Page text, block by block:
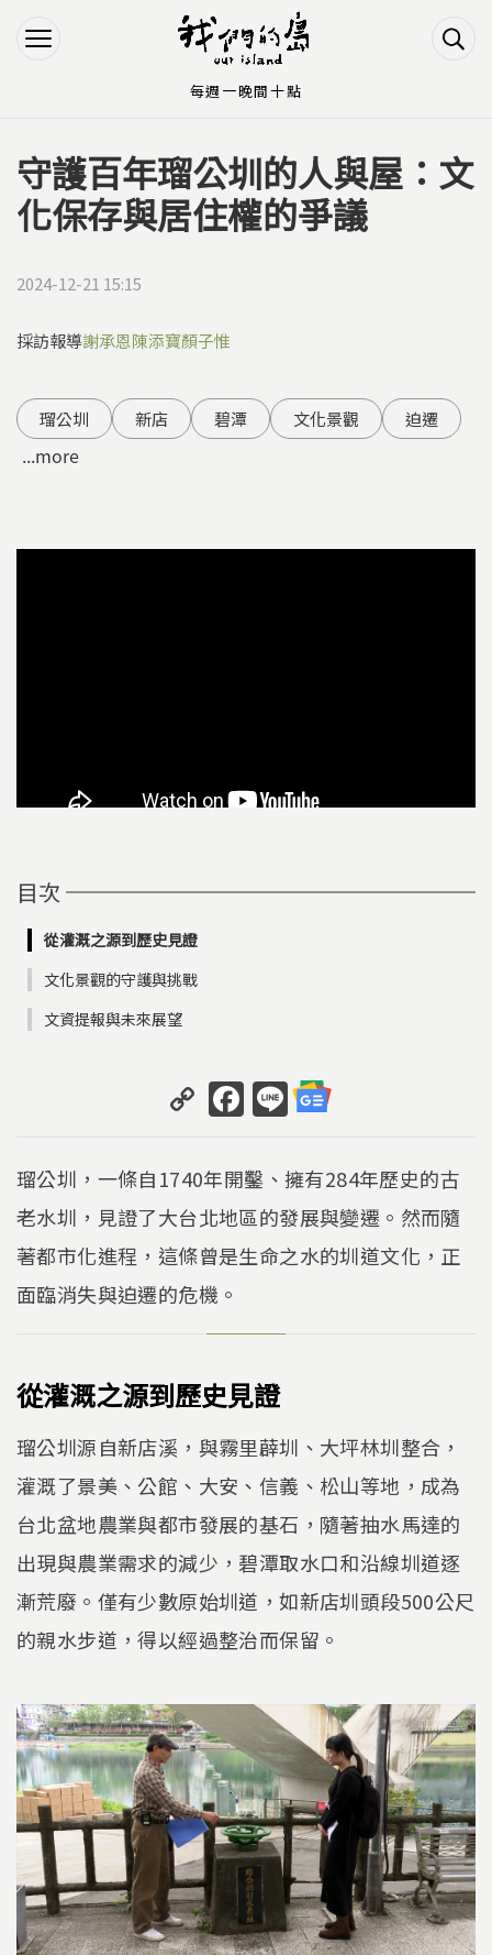
Jump to Navigation
Jump to Main content
您在這裡
守護百年瑠公圳的人與屋：文
化保存與居住權的爭議
2024-12-21 15:15
採訪報導謝承恩陳添寶顏子惟
瑠公圳 新店 碧潭 文化景觀 迫遷
...more
目次
從灌溉之源到歷史見證
文化景觀的守護與挑戰
文資提報與未來展望
C
o
p
y
Li
n
k
F
a
c
e
b
o
k
Li
n
e
瑠公圳，一條自1740年開鑿、擁有284年歷史的古
老水圳，見證了大台北地區的發展與變遷。然而隨
著都市化進程，這條曾是生命之水的圳道文化，正
面臨消失與迫遷的危機。
從灌溉之源到歷史見證
瑠公圳源自新店溪，與霧里薜圳、大坪林圳整合，
灌溉了景美、公館、大安、信義、松山等地，成為
台北盆地農業與都市發展的基石，隨著抽水馬達的
出現與農業需求的減少，碧潭取水口和沿線圳道逐
漸荒廢。僅有少數原始圳道，如新店圳頭段500公尺
的親水步道，得以經過整治而保留。
每週一晚間十點